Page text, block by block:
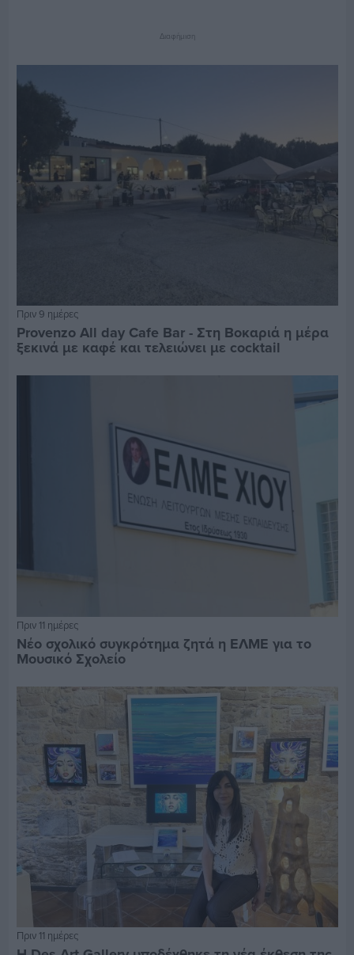
Διαφήμιση
Πριν 9 ημέρες
Provenzo All day Cafe Bar - Στη Βοκαριά η μέρα
ξεκινά με καφέ και τελειώνει με cocktail
Πριν 11 ημέρες
Νέο σχολικό συγκρότημα ζητά η ΕΛΜΕ για το
Μουσικό Σχολείο
Πριν 11 ημέρες